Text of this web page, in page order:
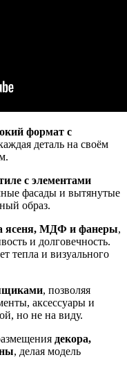
формат с
деталь на своём
с элементами
фасады и вытянутые
образ.
ясеня, МДФ и фанеры,
и долговечность.
тепла и визуального
, позволяя
аксессуары и
но не на виду.
декора,
, делая модель